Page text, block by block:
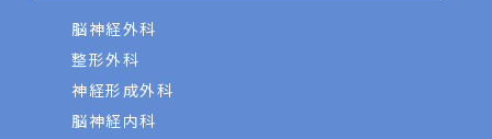
脳神経外科
整形外科
神経形成外科
脳神経内科